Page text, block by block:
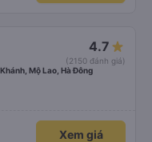
4.7
(2150 đánh giá)
Mộ Lao, Hà Đông
Xem giá